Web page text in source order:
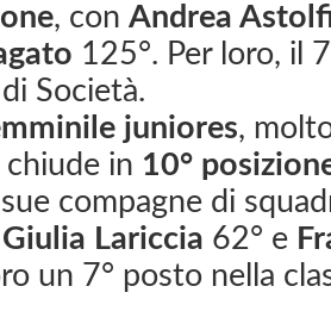
, con Andrea
125°. Per loro, il
Società.
juniores,
chiude in 10°
compagne di
Giulia Lariccia 62° e
un 7° posto nella